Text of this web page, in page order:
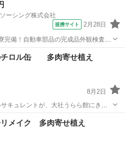
ーシング株式会社
提携サイト 2月28日
完備！自動車部品の完成品外観検査
・中型の車部品の外観を検査しま
...
その他
チロル缶 多肉寄せ植え
8月2日
キュレントが、大社うらら館にきて
た。 葉挿しが無事に育てば、8000円
、育てたエケベリア、セダム、サボ
その他 ももんが
メイク 多肉寄せ植え